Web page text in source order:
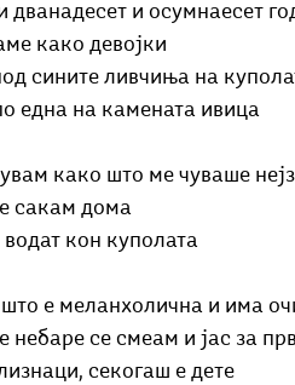
дванадесет и осумнаесет
како девојки
сините ливчиња на
една на камената ивица
како што ме чуваше
сакам дома
кон куполата
е меланхолична и има
небаре се смеам и јас за
секогаш е дете